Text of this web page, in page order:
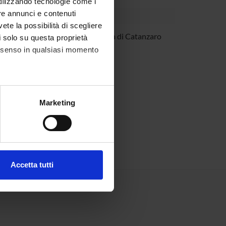
annunci e contenuti
la possibilità di scegliere
su questa proprietà
in qualsiasi momento
metro,
che hai fornito loro o
Marketing
Accetta tutti
Liuzza Università di Catanzaro